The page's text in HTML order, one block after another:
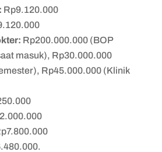
Rp9.120.000
Rp200.000.000 (BOP
masuk), Rp30.000.000
Rp45.000.000 (Klinik